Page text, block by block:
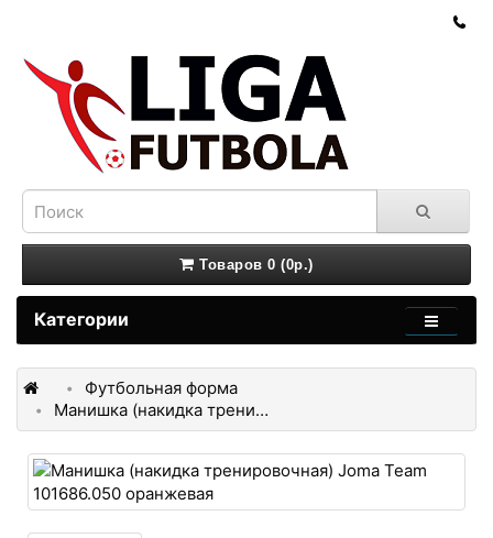
Товаров 0 (0р.)
Категории
Футбольная форма
Манишка (накидка тренировочная) Joma Team 101686.050 оранжевая